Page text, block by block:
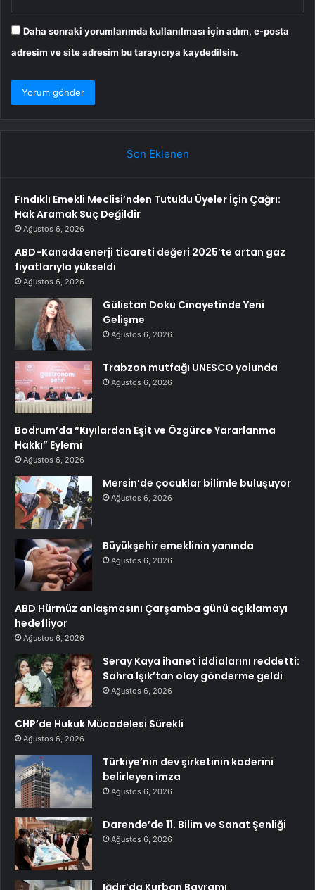
Daha sonraki yorumlarımda kullanılması için adım, e-posta
adresim ve site adresim bu tarayıcıya kaydedilsin.
Son Eklenen
Fındıklı Emekli Meclisi’nden Tutuklu Üyeler İçin Çağrı:
Hak Aramak Suç Değildir
Ağustos 6, 2026
ABD-Kanada enerji ticareti değeri 2025’te artan gaz
fiyatlarıyla yükseldi
Ağustos 6, 2026
Gülistan Doku Cinayetinde Yeni
Gelişme
Ağustos 6, 2026
Trabzon mutfağı UNESCO yolunda
Ağustos 6, 2026
Bodrum’da “Kıyılardan Eşit ve Özgürce Yararlanma
Hakkı” Eylemi
Ağustos 6, 2026
Mersin’de çocuklar bilimle buluşuyor
Ağustos 6, 2026
Büyükşehir emeklinin yanında
Ağustos 6, 2026
ABD Hürmüz anlaşmasını Çarşamba günü açıklamayı
hedefliyor
Ağustos 6, 2026
Seray Kaya ihanet iddialarını reddetti:
Sahra Işık’tan olay gönderme geldi
Ağustos 6, 2026
CHP’de Hukuk Mücadelesi Sürekli
Ağustos 6, 2026
Türkiye’nin dev şirketinin kaderini
belirleyen imza
Ağustos 6, 2026
Darende’de 11. Bilim ve Sanat Şenliği
Ağustos 6, 2026
Iğdır’da Kurban Bayramı